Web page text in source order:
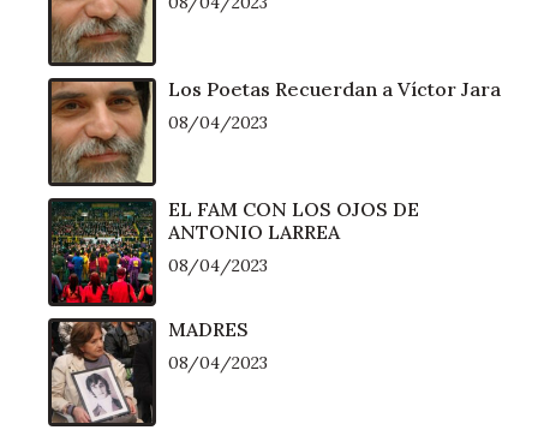
Los Poetas Recuerdan a Víctor Jara
08/04/2023
EL FAM CON LOS OJOS DE
ANTONIO LARREA
08/04/2023
MADRES
08/04/2023